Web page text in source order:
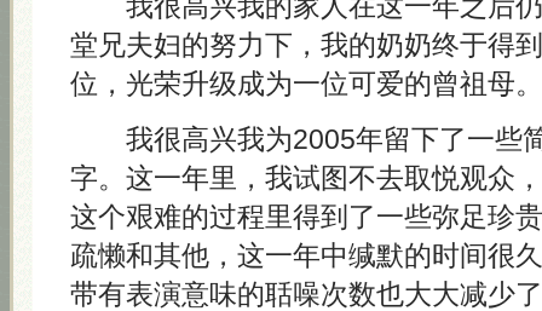
堂兄夫妇的努力下，我的奶奶终于得
位，光荣升级成为一位可爱的曾祖母。
我很高兴我为2005年留下了一些
字。这一年里，我试图不去取悦观众
这个艰难的过程里得到了一些弥足珍
疏懒和其他，这一年中缄默的时间很
带有表演意味的聒噪次数也大大减少